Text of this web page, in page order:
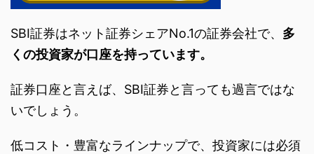
SBI証券はネット証券シェアNo.1の証券会社で、 多
くの投資家が口座を持っています。
証券口座と言えば、SBI証券と言っても過言ではな
いでしょう。
低コスト・豊富なラインナップで、投資家には必須